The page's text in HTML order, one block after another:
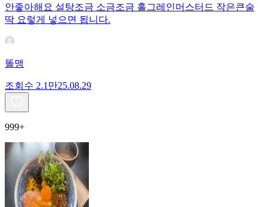
안좋아해요 설탕조금 소금조금 홀그레인머스터드 작은큰술
딱 요렇게 넣으면 됩니다.
똘맹
조회수 2.1만25.08.29
999+